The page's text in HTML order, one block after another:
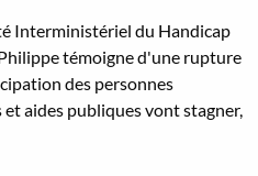
Interministériel du Handicap
témoigne d'une rupture
des personnes
aides publiques vont stagner,